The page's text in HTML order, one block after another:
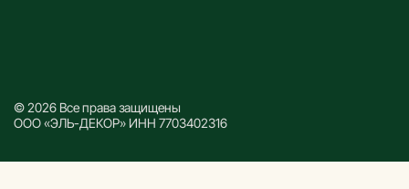
© 2026 Все права защищены
ООО «ЭЛЬ-ДЕКОР» ИНН 7703402316